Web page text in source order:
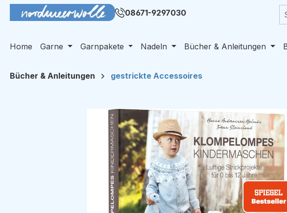
Hauptinhalt springen
Zur Suche springen
Zur Hauptnavigation springen08671-9297030
Home Garne Garnpakete Nadeln Bücher & Anleitungen
Bücher & Anleitungen gestrickte Accessoires
Bildergalerie überspringen